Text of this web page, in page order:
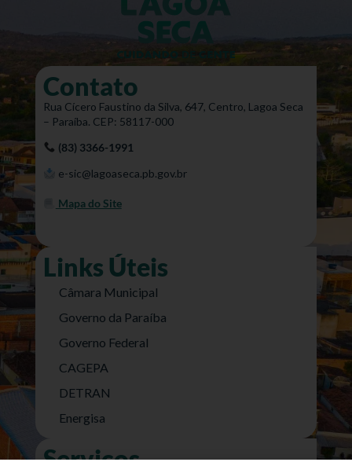
Contato
Rua Cícero Faustino da Silva, 647, Centro, Lagoa Seca
– Paraíba. CEP: 58117-000
(83) 3366-1991
e-sic@lagoaseca.pb.gov.br
Mapa do Site
Links Úteis
Câmara Municipal
Governo da Paraíba
Governo Federal
CAGEPA
DETRAN
Energisa